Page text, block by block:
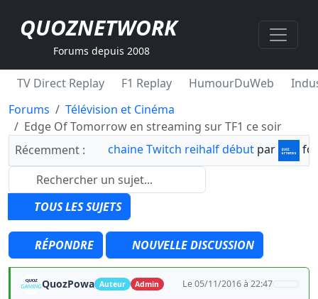
QUOZNETWORK
Forums depuis 2008
TV Direct Replay F1 Replay HumourDuWeb
Forums
Télévision et Cinéma
Edge Of Tomorrow en streaming sur TF1 ce soir
Récemment :
chaine Twitch reihalf début par
TOUS LES SUJETS
RÉPONDRE NOUVELLE DISCUSSION
QuozPowa Auteur Admin Le 05/11/2016 à 22:47